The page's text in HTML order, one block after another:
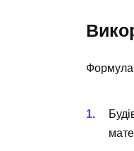
Формула